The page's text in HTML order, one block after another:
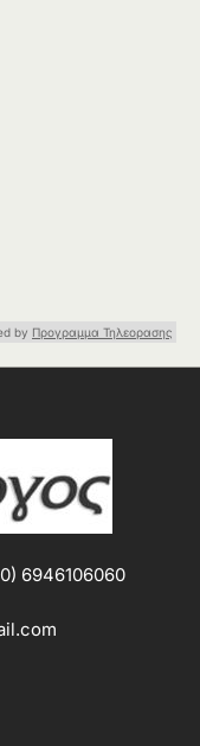
by Προγραμμα Τηλεορασης
6946106060